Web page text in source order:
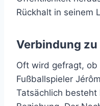
Rückhalt in seinem
Verbindung
Oft wird gefragt, ob
Fußballspieler
Tatsächlich besteht